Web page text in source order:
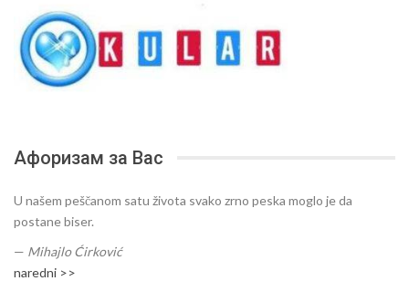
Афоризам за Вас
U našem peščanom satu života svako zrno peska moglo je da
postane biser.
— Mihajlo Ćirković
naredni >>